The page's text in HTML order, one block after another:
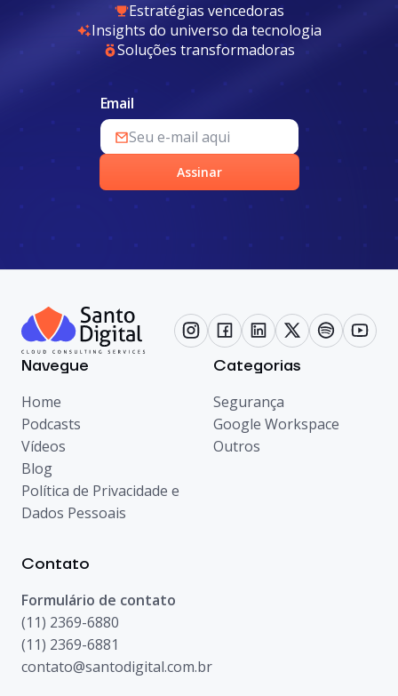
Estratégias vencedoras
Insights do universo da tecnologia
Soluções transformadoras
Email
Assinar
Navegue
Home
Podcasts
Vídeos
Blog
Política de Privacidade e
Dados Pessoais
Categorias
Segurança
Google Workspace
Outros
Contato
Formulário de contato
(11) 2369-6880
(11) 2369-6881
contato@santodigital.com.br